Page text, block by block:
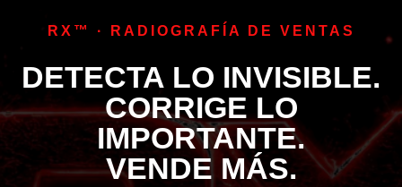
RX™ · RADIOGRAFÍA DE VENTAS
DETECTA LO INVISIBLE.
CORRIGE LO
IMPORTANTE.
VENDE MÁS.